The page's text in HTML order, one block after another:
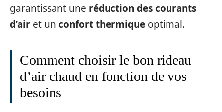
garantissant une réduction des courants
d’air et un confort thermique optimal.
Comment choisir le bon rideau
d’air chaud en fonction de vos
besoins